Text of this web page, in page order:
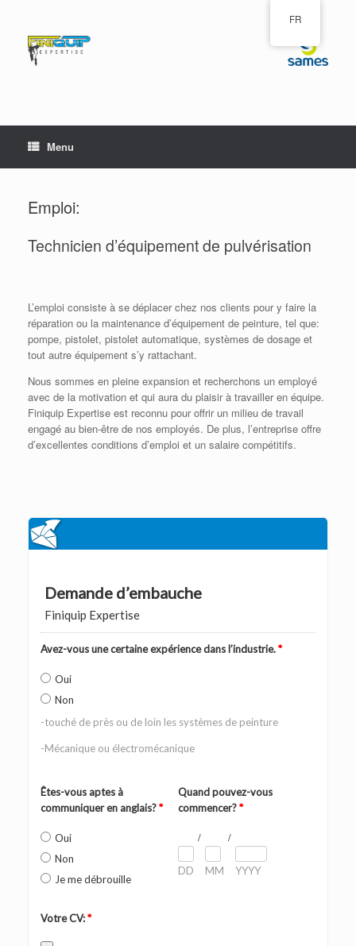
content
Menu
Emploi:
Technicien d’équipement de pulvérisation
L’emploi consiste à se déplacer chez nos clients pour y faire la
réparation ou la maintenance d’équipement de peinture, tel que:
pompe, pistolet, pistolet automatique, systèmes de dosage et
tout autre équipement s’y rattachant.
Nous sommes en pleine expansion et recherchons un employé
avec de la motivation et qui aura du plaisir à travailler en équipe.
Finiquip Expertise est reconnu pour offrir un milieu de travail
engagé au bien-être de nos employés. De plus, l’entreprise offre
d’excellentes conditions d’emploi et un salaire compétitifs.
Demande d’embauche
Finiquip Expertise
Avez-vous une certaine expérience dans l’industrie.*
Oui
Non
-touché de près ou de loin les systèmes de peinture
-Mécanique ou électromécanique
Êtes-vous aptes à
communiquer en anglais?*
Oui
Non
Je me débrouille
Quand pouvez-vous
commencer?*
DD
/
MM
/
YYYY
Votre CV:*
FR